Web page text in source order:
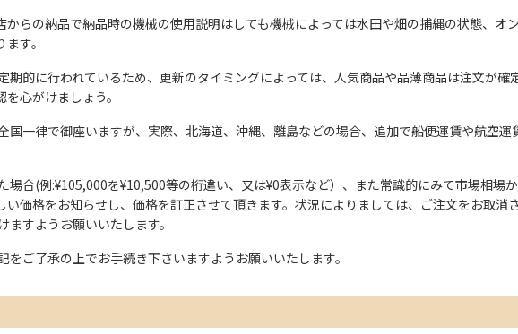
からの納品で納品時の機械の使用説明はしても機械によっては水田や畑の捕縄の状態、オ
す。
期的に行われているため、更新のタイミングによっては、人気商品や品薄商品は注文が確
心がけましょう。
国一律で御座いますが、実際、北海道、沖縄、離島などの場合、追加で船便運賃や航空運
場合(例:¥105,000を¥10,500等の桁違い、又は¥0表示など）、また常識的にみて市場相場
い価格をお知らせし、価格を訂正させて頂きます。状況によりましては、ご注文をお取消
ますようお願いいたします。
をご了承の上でお手続き下さいますようお願いいたします。